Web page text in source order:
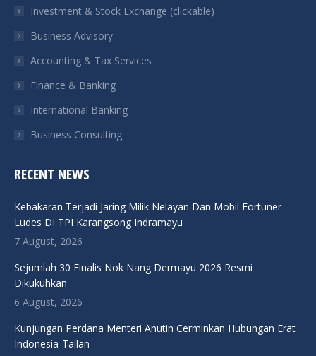
new
window
new
window
new
window
new
window
Investment & Stock Exchange (clickable)
Business Advisory
Accounting & Tax Services
Finance & Banking
International Banking
Business Consulting
RECENT NEWS
Kebakaran Terjadi Jaring Milik Nelayan Dan Mobil Fortuner
Ludes DI TPI Karangsong Indramayu
7 August, 2026
Sejumlah 30 Finalis Nok Nang Dermayu 2026 Resmi
Dikukuhkan
6 August, 2026
Kunjungan Perdana Menteri Anutin Cerminkan Hubungan Erat
Indonesia-Tailan